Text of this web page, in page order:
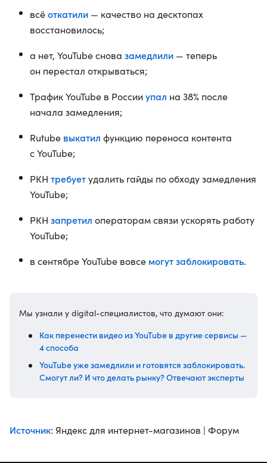
всёоткатили — качество на десктопах
восстановилось;
а нет, YouTube снова замедлили — теперь
он перестал открываться;
Трафик YouTube в Россииупал на 38% после
начала замедления;
Rutube выкатил функцию переноса контента
с YouTube;
РКН требуетудалить гайды по обходу замедления
YouTube;
РКН запретил операторам связи ускорять работу
YouTube;
в сентябре YouTube вовсе могут заблокировать.
Мы узнали у digital-специалистов, что думают они:
Как перенести видео из YouTube в другие сервисы —
4 способа
YouTube уже замедлили и готовятся заблокировать.
Смогут ли? И что делать рынку? Отвечают эксперты
Источник: Яндекс для интернет-магазинов | Форум